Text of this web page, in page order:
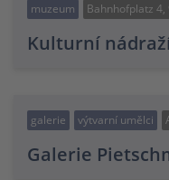
muzeum Bahnhofplatz 4,
Kulturní
galerie výtvarní umělci
Galerie